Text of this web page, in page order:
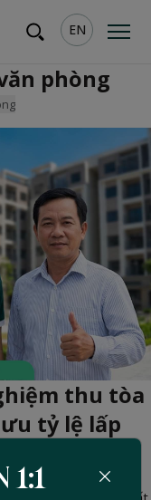
EN
phòng
thu tòa
tỷ lệ lấp
xây nhà
1:1